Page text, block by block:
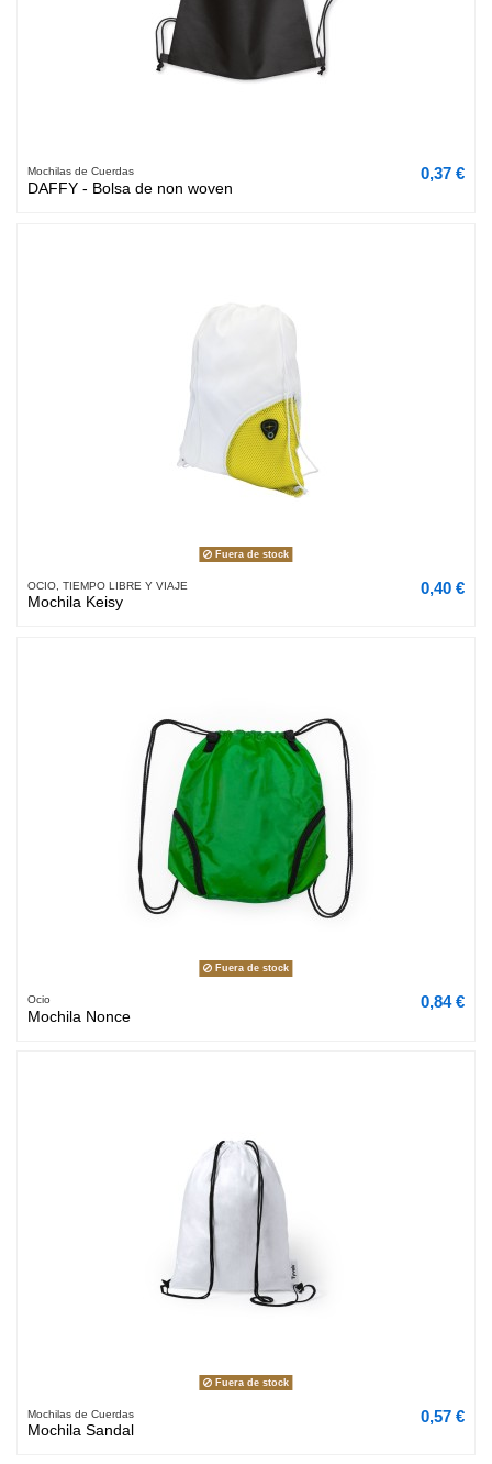
Mochilas de Cuerdas
DAFFY - Bolsa de non woven
0,37 €
Fuera de stock
OCIO, TIEMPO LIBRE Y VIAJE
Mochila Keisy
0,40 €
Fuera de stock
Ocio
Mochila Nonce
0,84 €
Fuera de stock
Mochilas de Cuerdas
Mochila Sandal
0,57 €